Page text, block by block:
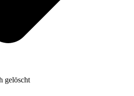
gelöscht